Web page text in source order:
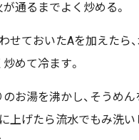
通るまでよく炒める。
わせておいたAを加えたら
めて冷ます。
お湯を沸かし、そうめ
上げたら流水でもみ洗い